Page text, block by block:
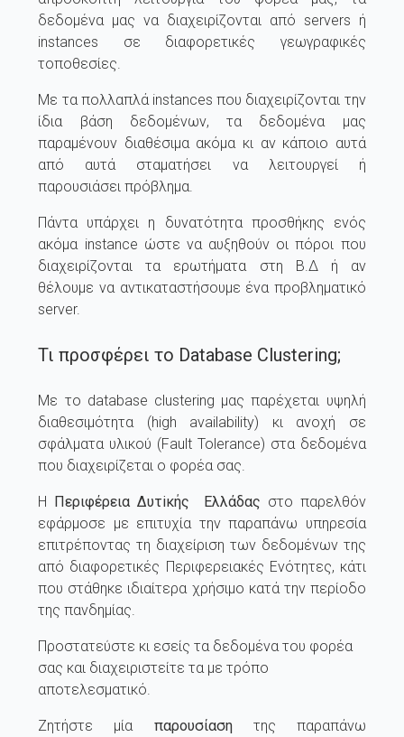
δεδομένα μας να διαχειρίζονται από servers ή
instances σε διαφορετικές γεωγραφικές
τοποθεσίες.
Με τα πολλαπλά instances που διαχειρίζονται την
ίδια βάση δεδομένων, τα δεδομένα μας
παραμένουν διαθέσιμα ακόμα κι αν κάποιο αυτά
από αυτά σταματήσει να λειτουργεί ή
παρουσιάσει πρόβλημα.
Πάντα υπάρχει η δυνατότητα προσθήκης ενός
ακόμα instance ώστε να αυξηθούν οι πόροι που
διαχειρίζονται τα ερωτήματα στη Β.Δ ή αν
θέλουμε να αντικαταστήσουμε ένα προβληματικό
server.
Τι προσφέρει το Database Clustering;
Με το database clustering μας παρέχεται υψηλή
διαθεσιμότητα (high availability) κι ανοχή σε
σφάλματα υλικού (Fault Tolerance) στα δεδομένα
που διαχειρίζεται ο φορέα σας.
Η Περιφέρεια Δυτiκής Ελλάδας στο παρελθόν
εφάρμοσε με επιτυχία την παραπάνω υπηρεσία
επιτρέποντας τη διαχείριση των δεδομένων της
από διαφορετικές Περιφερειακές Ενότητες, κάτι
που στάθηκε ιδιαίτερα χρήσιμο κατά την περίοδο
της πανδημίας.
Προστατεύστε κι εσείς τα δεδομένα του φορέα
σας και διαχειριστείτε τα με τρόπο
αποτελεσματικό.
Ζητήστε μία παρουσίασητης παραπάνω